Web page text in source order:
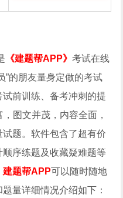
《建题帮APP》考试在线
”的朋友量身定做的考试
前训练、备考冲刺的提
图文并茂，内容全面，
题。软件包含了超有价
序练题及收藏疑难题等
建题帮APP可以随时随地
量详细情况介绍如下：